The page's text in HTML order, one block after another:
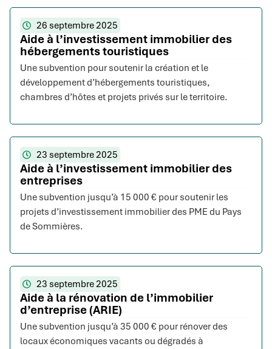
26 septembre 2025
Aide à l’investissement immobilier des
hébergements touristiques
Une subvention pour soutenir la création et le
développement d’hébergements touristiques,
chambres d’hôtes et projets privés sur le territoire.
23 septembre 2025
Aide à l’investissement immobilier des
entreprises
Une subvention jusqu’à 15 000 € pour soutenir les
projets d’investissement immobilier des PME du Pays
de Sommières.
23 septembre 2025
Aide à la rénovation de l’immobilier
d’entreprise (ARIE)
Une subvention jusqu’à 35 000 € pour rénover des
locaux économiques vacants ou dégradés à